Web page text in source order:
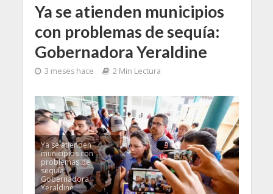
Ya se atienden municipios
con problemas de sequía:
Gobernadora Yeraldine
3 meses hace 2 Min Lectura
Ya se atienden
municipios con
problemas de
sequía:
Gobernadora
Yeraldine